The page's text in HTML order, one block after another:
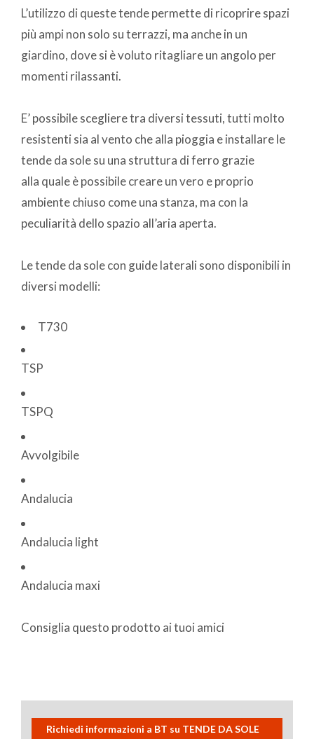
L’utilizzo di queste tende permette di ricoprire spazi
più ampi non solo su terrazzi, ma anche in un
giardino, dove si è voluto ritagliare un angolo per
momenti rilassanti.
E’ possibile scegliere tra diversi tessuti, tutti molto
resistenti sia al vento che alla pioggia e installare le
tende da sole su una struttura di ferro grazie
alla quale è possibile creare un vero e proprio
ambiente chiuso come una stanza, ma con la
peculiarità dello spazio all’aria aperta.
Le tende da sole con guide laterali sono disponibili in
diversi modelli:
T730
TSP
TSPQ
Avvolgibile
Andalucia
Andalucia light
Andalucia maxi
Consiglia questo prodotto ai tuoi amici
Richiedi informazioni a BT su TENDE DA SOLE